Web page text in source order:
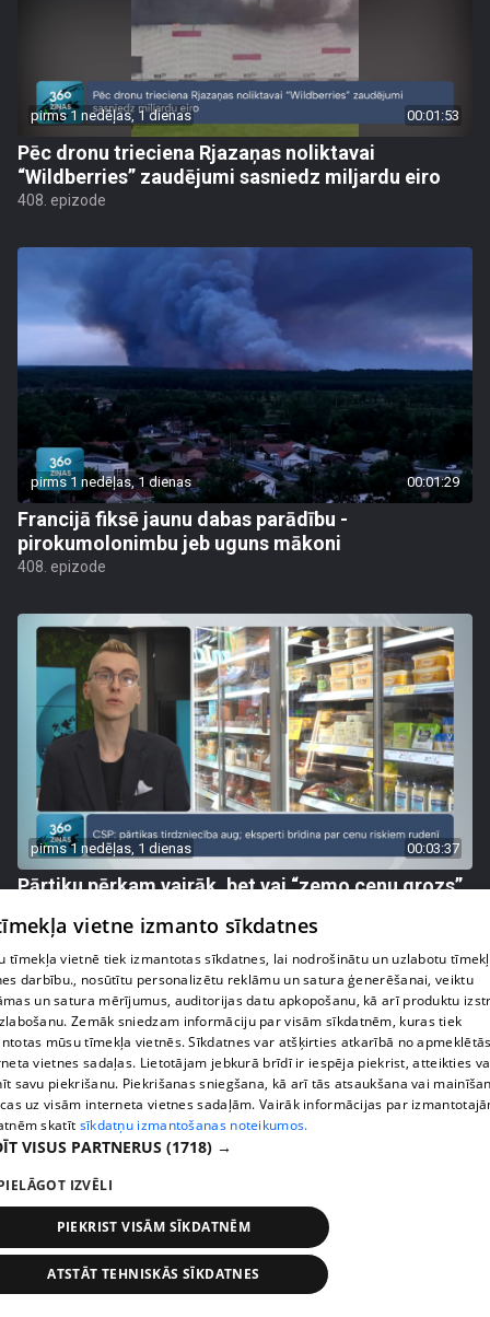
pirms 1 nedēļas, 1 dienas 00:01:53
Pēc dronu trieciena Rjazaņas noliktavai
“Wildberries” zaudējumi sasniedz miljardu eiro
408. epizode
pirms 1 nedēļas, 1 dienas 00:01:29
Francijā fiksē jaunu dabas parādību -
pirokumolonimbu jeb uguns mākoni
408. epizode
pirms 1 nedēļas, 1 dienas 00:03:37
Pārtiku pērkam vairāk, bet vai “zemo cenu grozs”
408. epizode
pirms 1 nedēļas, 1 dienas
Latvijā pirmajā Simulāciju centrā mediķi trenēsies
glābt dzīvības
408. epizode
vietne izmanto sīkdatnes
tīmekļa vietnē tiek izmantotas sīkdatnes, lai nodrošinātu un uzlabotu
darbību., nosūtītu personalizētu reklāmu un satura ģenerēšanai, veiktu
un satura mērījumus, auditorijas datu apkopošanu, kā arī produktu
Zemāk sniedzam informāciju par visām sīkdatnēm, kuras tiek
mūsu tīmekļa vietnēs. Sīkdatnes var atšķirties atkarībā no
vietnes sadaļas. Lietotājam jebkurā brīdī ir iespēja piekrist, atteikties
savu piekrišanu. Piekrišanas sniegšana, kā arī tās atsaukšana vai
uz visām interneta vietnes sadaļām. Vairāk informācijas par
skatīt sīkdatņu izmantošanas noteikumos.
VISUS PARTNERUS (1718) →
IZVĒLI
PIEKRIST VISĀM SĪKDATNĒM
ATSTĀT TEHNISKĀS SĪKDATNES